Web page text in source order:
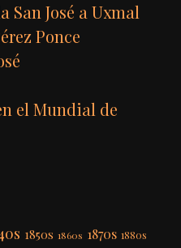
San José a Uxmal
Ponce
el Mundial de
1850s 1860s 1870s 1880s